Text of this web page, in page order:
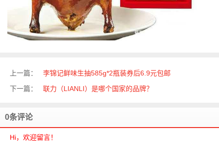
上一篇：
李锦记鲜味生抽585g*2瓶装券后6.9元包邮
下一篇：
联力（LIANLI）是哪个国家的品牌？
0条评论
Hi，欢迎留言！